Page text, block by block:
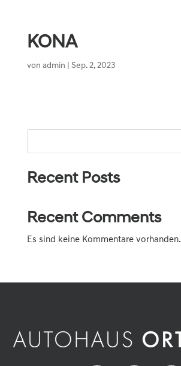
KONA
von admin Sep. 2, 2023
Recent Posts
Recent Comments
Es sind keine Kommentare vorhanden.